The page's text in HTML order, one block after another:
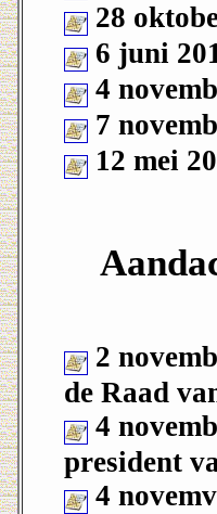
28
6 juni
4
7
12 mei
2
de Raad
4
president
4